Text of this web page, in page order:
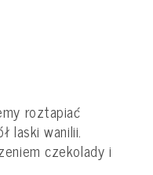
roztapiać
laski wanilii.
czekolady i